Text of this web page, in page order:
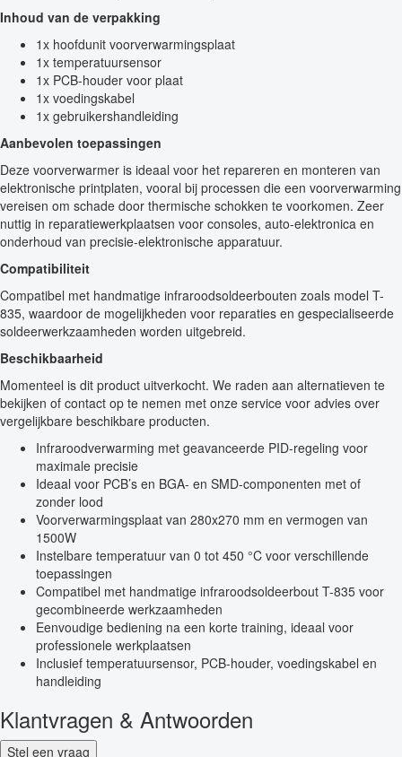
Inhoud van de verpakking
1x hoofdunit voorverwarmingsplaat
1x temperatuursensor
1x PCB-houder voor plaat
1x voedingskabel
1x gebruikershandleiding
Aanbevolen toepassingen
Deze voorverwarmer is ideaal voor het repareren en monteren van
elektronische printplaten, vooral bij processen die een voorverwarming
vereisen om schade door thermische schokken te voorkomen. Zeer
nuttig in reparatiewerkplaatsen voor consoles, auto-elektronica en
onderhoud van precisie-elektronische apparatuur.
Compatibiliteit
Compatibel met handmatige infraroodsoldeerbouten zoals model T-
835, waardoor de mogelijkheden voor reparaties en gespecialiseerde
soldeerwerkzaamheden worden uitgebreid.
Beschikbaarheid
Momenteel is dit product uitverkocht. We raden aan alternatieven te
bekijken of contact op te nemen met onze service voor advies over
vergelijkbare beschikbare producten.
Infraroodverwarming met geavanceerde PID-regeling voor
maximale precisie
Ideaal voor PCB’s en BGA- en SMD-componenten met of
zonder lood
Voorverwarmingsplaat van 280x270 mm en vermogen van
1500W
Instelbare temperatuur van 0 tot 450 °C voor verschillende
toepassingen
Compatibel met handmatige infraroodsoldeerbout T-835 voor
gecombineerde werkzaamheden
Eenvoudige bediening na een korte training, ideaal voor
professionele werkplaatsen
Inclusief temperatuursensor, PCB-houder, voedingskabel en
handleiding
Klantvragen & Antwoorden
Stel een vraag